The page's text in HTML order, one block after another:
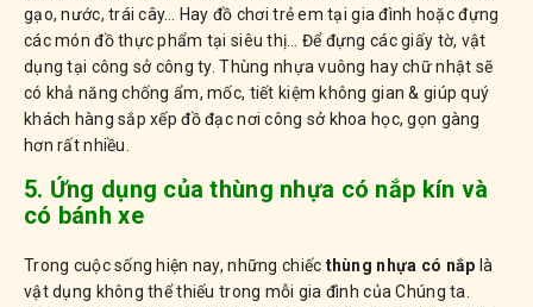
gạo, nước, trái cây… Hay đồ chơi trẻ em tại gia đình hoặc đựng
các món đồ thực phẩm tại siêu thị… Để đựng các giấy tờ, vật
dụng tại công sở công ty. Thùng nhựa vuông hay chữ nhật sẽ
có khả năng chống ẩm, mốc, tiết kiệm không gian & giúp quý
khách hàng sắp xếp đồ đạc nơi công sở khoa học, gọn gàng
hơn rất nhiều.
5. Ứng dụng của thùng nhựa có nắp kín và
có bánh xe
Trong cuộc sống hiện nay, những chiếc thùng nhựa có nắp là
vật dụng không thể thiếu trong mỗi gia đình của Chúng ta.